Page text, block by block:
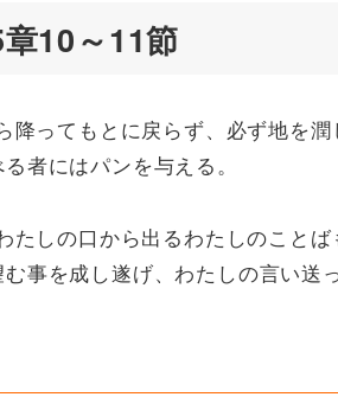
10～11節
降ってもとに戻らず、必ず地を
者にはパンを与える。
たしの口から出るわたしのこと
事を成し遂げ、わたしの言い送